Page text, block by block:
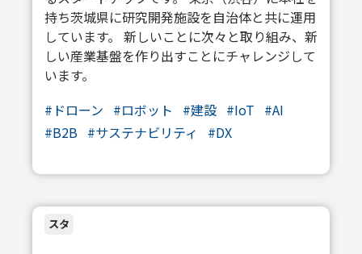
持ち茨城県に研究開発施設を自治体と共に運用
しています。 新しいことに次々と取り組み、新
しい産業基盤を作り出すことにチャレンジして
います。
# ドローン #ロボット #建設 #IoT #AI
#B2B #サステナビリティ #DX
スタ